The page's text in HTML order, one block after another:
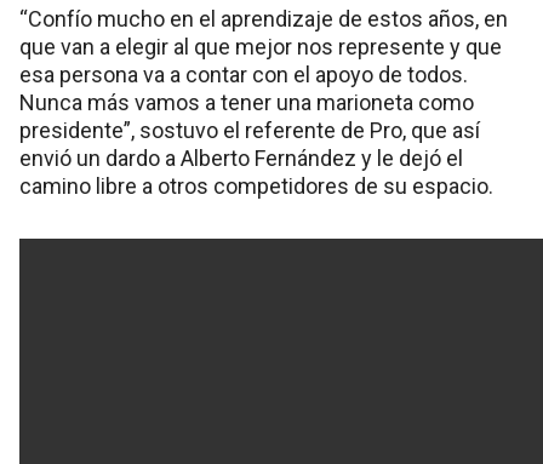
“Confío mucho en el aprendizaje de estos años, en
que van a elegir al que mejor nos represente y que
esa persona va a contar con el apoyo de todos.
Nunca más vamos a tener una marioneta como
presidente”, sostuvo el referente de Pro, que así
envió un dardo a Alberto Fernández y le dejó el
camino libre a otros competidores de su espacio.